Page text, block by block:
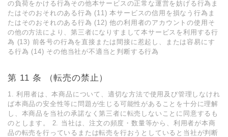
の負荷をかける⾏為その他本サービスの正常な運営を妨げる⾏為ま
たはそのおそれのある⾏為 (11) 本サービスの信⽤を損なう⾏為ま
たはそのおそれのある⾏為 (12) 他の利⽤者のアカウントの使⽤そ
の他の⽅法により、第三者になりすまして本サービスを利⽤する⾏
為 (13) 前各号の⾏為を直接または間接に惹起し、または容易にす
る⾏為 (14) その他当社が不適当と判断する⾏為
第 11 条 （転売の禁⽌）
1. 利⽤者は、本商品について、適切な⽅法で使⽤及び管理しなけれ
ば本商品の安全性等に問題が⽣じる可能性があることを⼗分に理解
し、本商品を当社の承諾なく第三者に転売しないことに同意するも
のとします。 2. 当社は、注⽂の頻度・数量等から、利⽤者が本商
品の転売を⾏っているまたは転売を⾏おうとしていると当社が判断